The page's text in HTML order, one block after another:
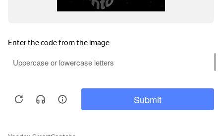
TeploExpert.com © 2008 - 2026 Оборудование для
систем отопления, водоснабжения, канализации